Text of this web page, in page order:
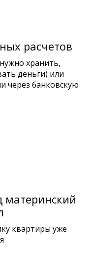
расчетов
хранить,
деньги) или
через банковскую
квартиры уже